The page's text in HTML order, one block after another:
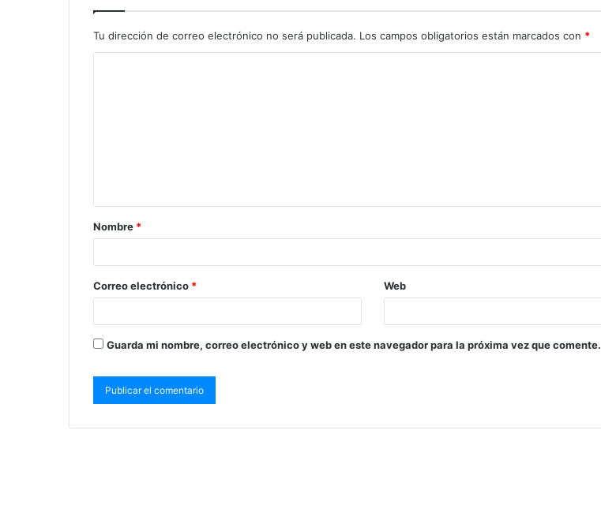
Tu dirección de correo electrónico no será publicada. Los campos obligatorios están marcados con *
Nombre *
Correo electrónico * Web
Guarda mi nombre, correo electrónico y web en este navegador para la próxima vez que comente.